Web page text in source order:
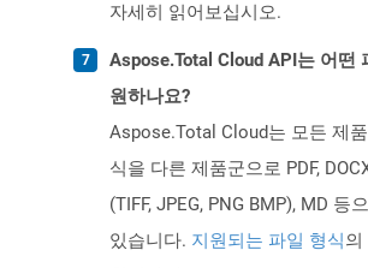
자세히 읽어보십시오.
Aspose.Total Cloud API는 어떤
원하나요?
Aspose.Total Cloud는 모든 제
식을 다른 제품군으로 PDF,
(TIFF, JPEG, PNG BMP), MD 등
있습니다. 지원되는 파일 형식의